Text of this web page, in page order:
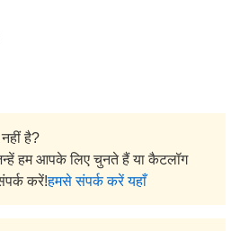
है?
हम आपके लिए चुनते हैं या कैटलॉग
करें!हमसे संपर्क करें यहाँ